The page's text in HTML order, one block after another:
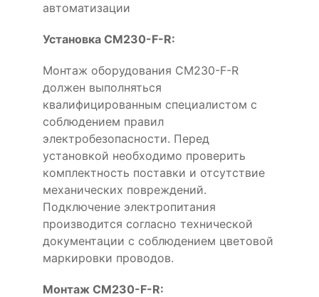
автоматизации
Установка CM230-F-R:
Монтаж оборудования CM230-F-R
должен выполняться
квалифицированным специалистом с
соблюдением правил
электробезопасности. Перед
установкой необходимо проверить
комплектность поставки и отсутствие
механических повреждений.
Подключение электропитания
производится согласно технической
документации с соблюдением цветовой
маркировки проводов.
Монтаж CM230-F-R: